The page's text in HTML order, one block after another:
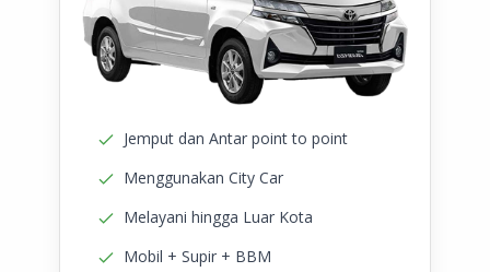
Jemput dan Antar point to point
Menggunakan City Car
Melayani hingga Luar Kota
Mobil + Supir + BBM